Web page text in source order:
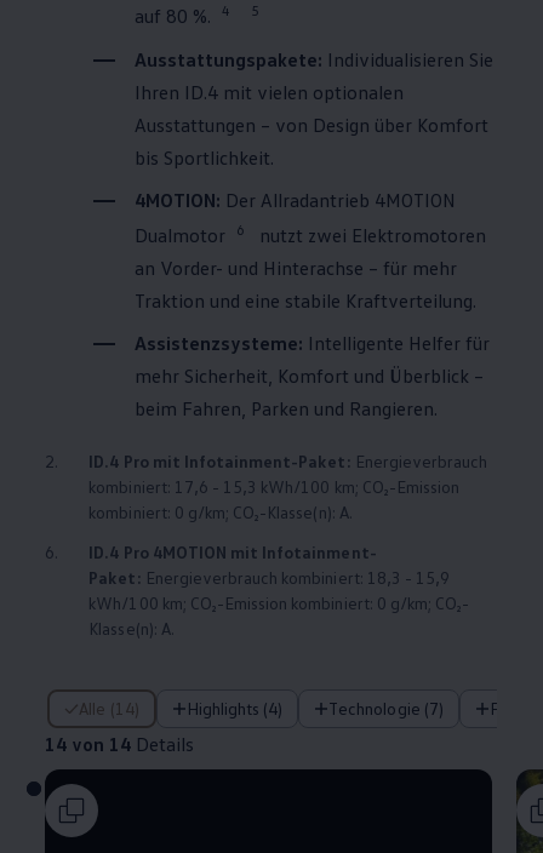
auf 80 %.
4 5
Ausstattungspakete: Individualisieren Sie
Ihren ID.4 mit vielen optionalen
Ausstattungen – von Design über Komfort
bis Sportlichkeit.
4MOTION: Der Allradantrieb 4MOTION
Dualmotor
6
nutzt zwei Elektromotoren
an Vorder- und Hinterachse – für mehr
Traktion und eine stabile Kraftverteilung.
Assistenzsysteme: Intelligente Helfer für
mehr Sicherheit, Komfort und Überblick –
beim Fahren, Parken und Rangieren.
2. ID.4 Pro mit Infotainment-Paket: Energieverbrauch
kombiniert: 17,6 - 15,3 kWh/100 km; CO₂-Emission
kombiniert: 0 g/km; CO₂-Klasse(n): A.
6.
ID.4 Pro 4MOTION mit Infotainment-
Paket: Energieverbrauch kombiniert: 18,3 - 15,9
kWh/100 km; CO₂-Emission kombiniert: 0 g/km; CO₂-
Klasse(n): A.
Alle (14) Highlights (4) Technologie (7)
14 von 14 Details
14 von 14 Details